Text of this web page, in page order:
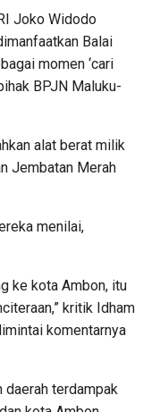
Joko Widodo
Balai
momen ‘cari
BPJN Maluku-
alat berat milik
Jembatan Merah
menilai,
ke kota Ambon, itu
kritik Idham
komentarnya
daerah terdampak